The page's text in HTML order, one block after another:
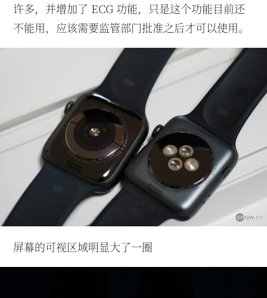
许多，并增加了 ECG 功能，只是这个功能目前还
不能用，应该需要监管部门批准之后才可以使用。
屏幕的可视区域明显大了一圈